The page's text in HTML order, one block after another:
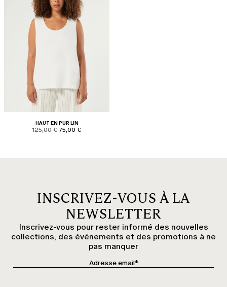
HAUT EN PUR LIN
product.price.original
125,00 € product.price.sale
75,00 €
INSCRIVEZ-VOUS À LA
NEWSLETTER
Inscrivez-vous pour rester informé des nouvelles
collections, des événements et des promotions à ne
pas manquer